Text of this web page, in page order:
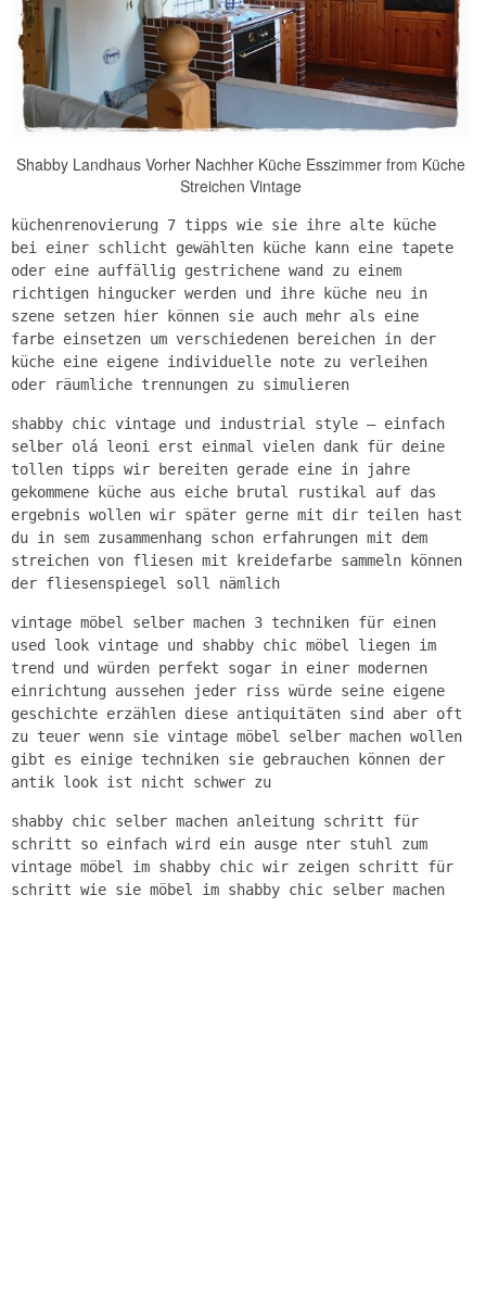
Shabby Landhaus Vorher Nachher Küche Esszimmer from Küche
Streichen Vintage
küchenrenovierung 7 tipps wie sie ihre alte küche
bei einer schlicht gewählten küche kann eine tapete
oder eine auffällig gestrichene wand zu einem
richtigen hingucker werden und ihre küche neu in
szene setzen hier können sie auch mehr als eine
farbe einsetzen um verschiedenen bereichen in der
küche eine eigene individuelle note zu verleihen
oder räumliche trennungen zu simulieren
shabby chic vintage und industrial style – einfach
selber olá leoni erst einmal vielen dank für deine
tollen tipps wir bereiten gerade eine in jahre
gekommene küche aus eiche brutal rustikal auf das
ergebnis wollen wir später gerne mit dir teilen hast
du in sem zusammenhang schon erfahrungen mit dem
streichen von fliesen mit kreidefarbe sammeln können
der fliesenspiegel soll nämlich
vintage möbel selber machen 3 techniken für einen
used look vintage und shabby chic möbel liegen im
trend und würden perfekt sogar in einer modernen
einrichtung aussehen jeder riss würde seine eigene
geschichte erzählen diese antiquitäten sind aber oft
zu teuer wenn sie vintage möbel selber machen wollen
gibt es einige techniken sie gebrauchen können der
antik look ist nicht schwer zu
shabby chic selber machen anleitung schritt für
schritt so einfach wird ein ausge nter stuhl zum
vintage möbel im shabby chic wir zeigen schritt für
schritt wie sie möbel im shabby chic selber machen